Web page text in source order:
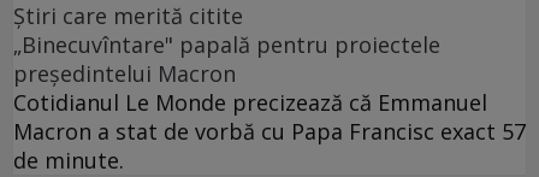
Ştiri care merită citite
„Binecuvîntare" papală pentru proiectele
preşedintelui Macron
Cotidianul Le Monde precizează că Emmanuel
Macron a stat de vorbă cu Papa Francisc exact 57
de minute.